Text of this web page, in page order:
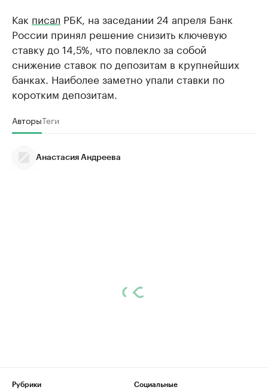
Как писал РБК, на заседании 24 апреля Банк
России принял решение снизить ключевую
ставку до 14,5%, что повлекло за собой
снижение ставок по депозитам в крупнейших
банках. Наиболее заметно упали ставки по
коротким депозитам.
АвторыТеги
Анастасия Андреева
Рубрики
Социальные